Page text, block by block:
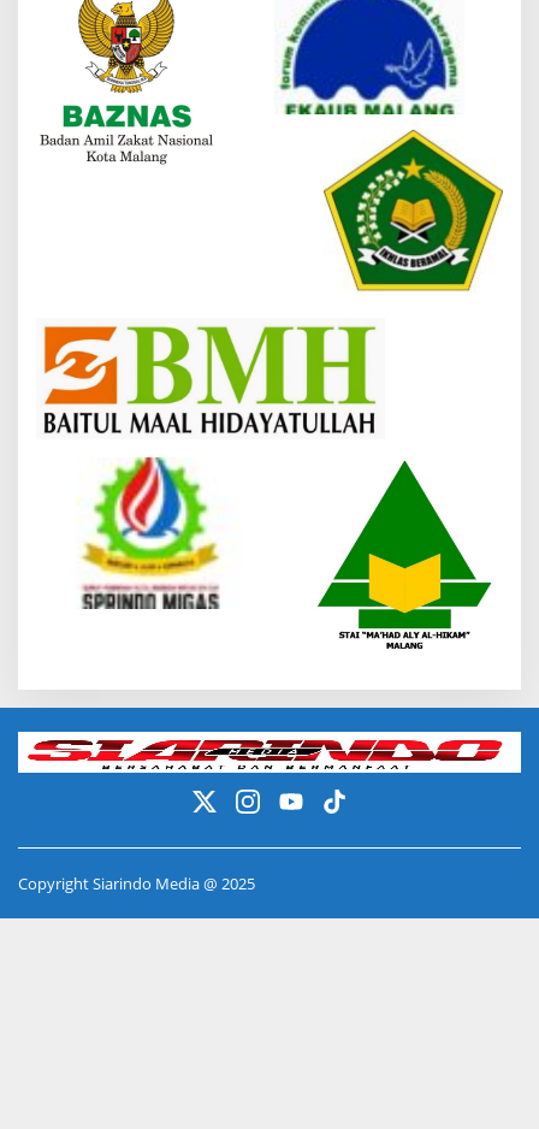
Copyright Siarindo Media @ 2025